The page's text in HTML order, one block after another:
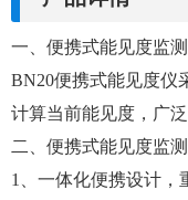
一、便携式能见度监
BN20便携式能见度仪
计算当前能见度，广
二、便携式能见度监
1、一体化便携设计，